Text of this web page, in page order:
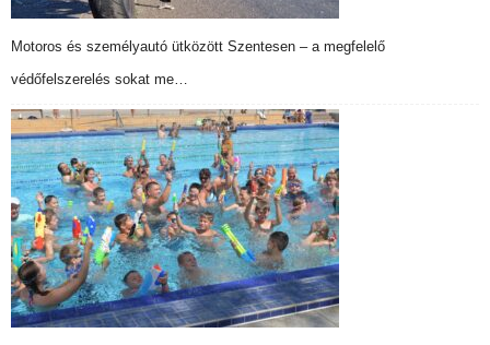
Motoros és személyautó ütközött Szentesen – a megfelelő
védőfelszerelés sokat me…